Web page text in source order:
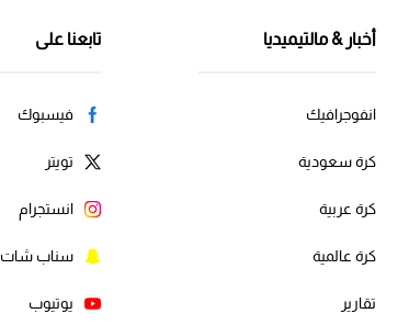
أخبار & مالتيميديا
انفوجرافيك
كرة سعودية
كرة عربية
كرة عالمية
تقارير
تابعنا على
فيسبوك
تويتر
انستجرام
سناب شات
يوتيوب